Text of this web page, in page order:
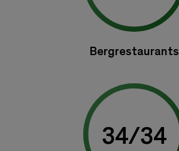
Bergrestaurants
34/34